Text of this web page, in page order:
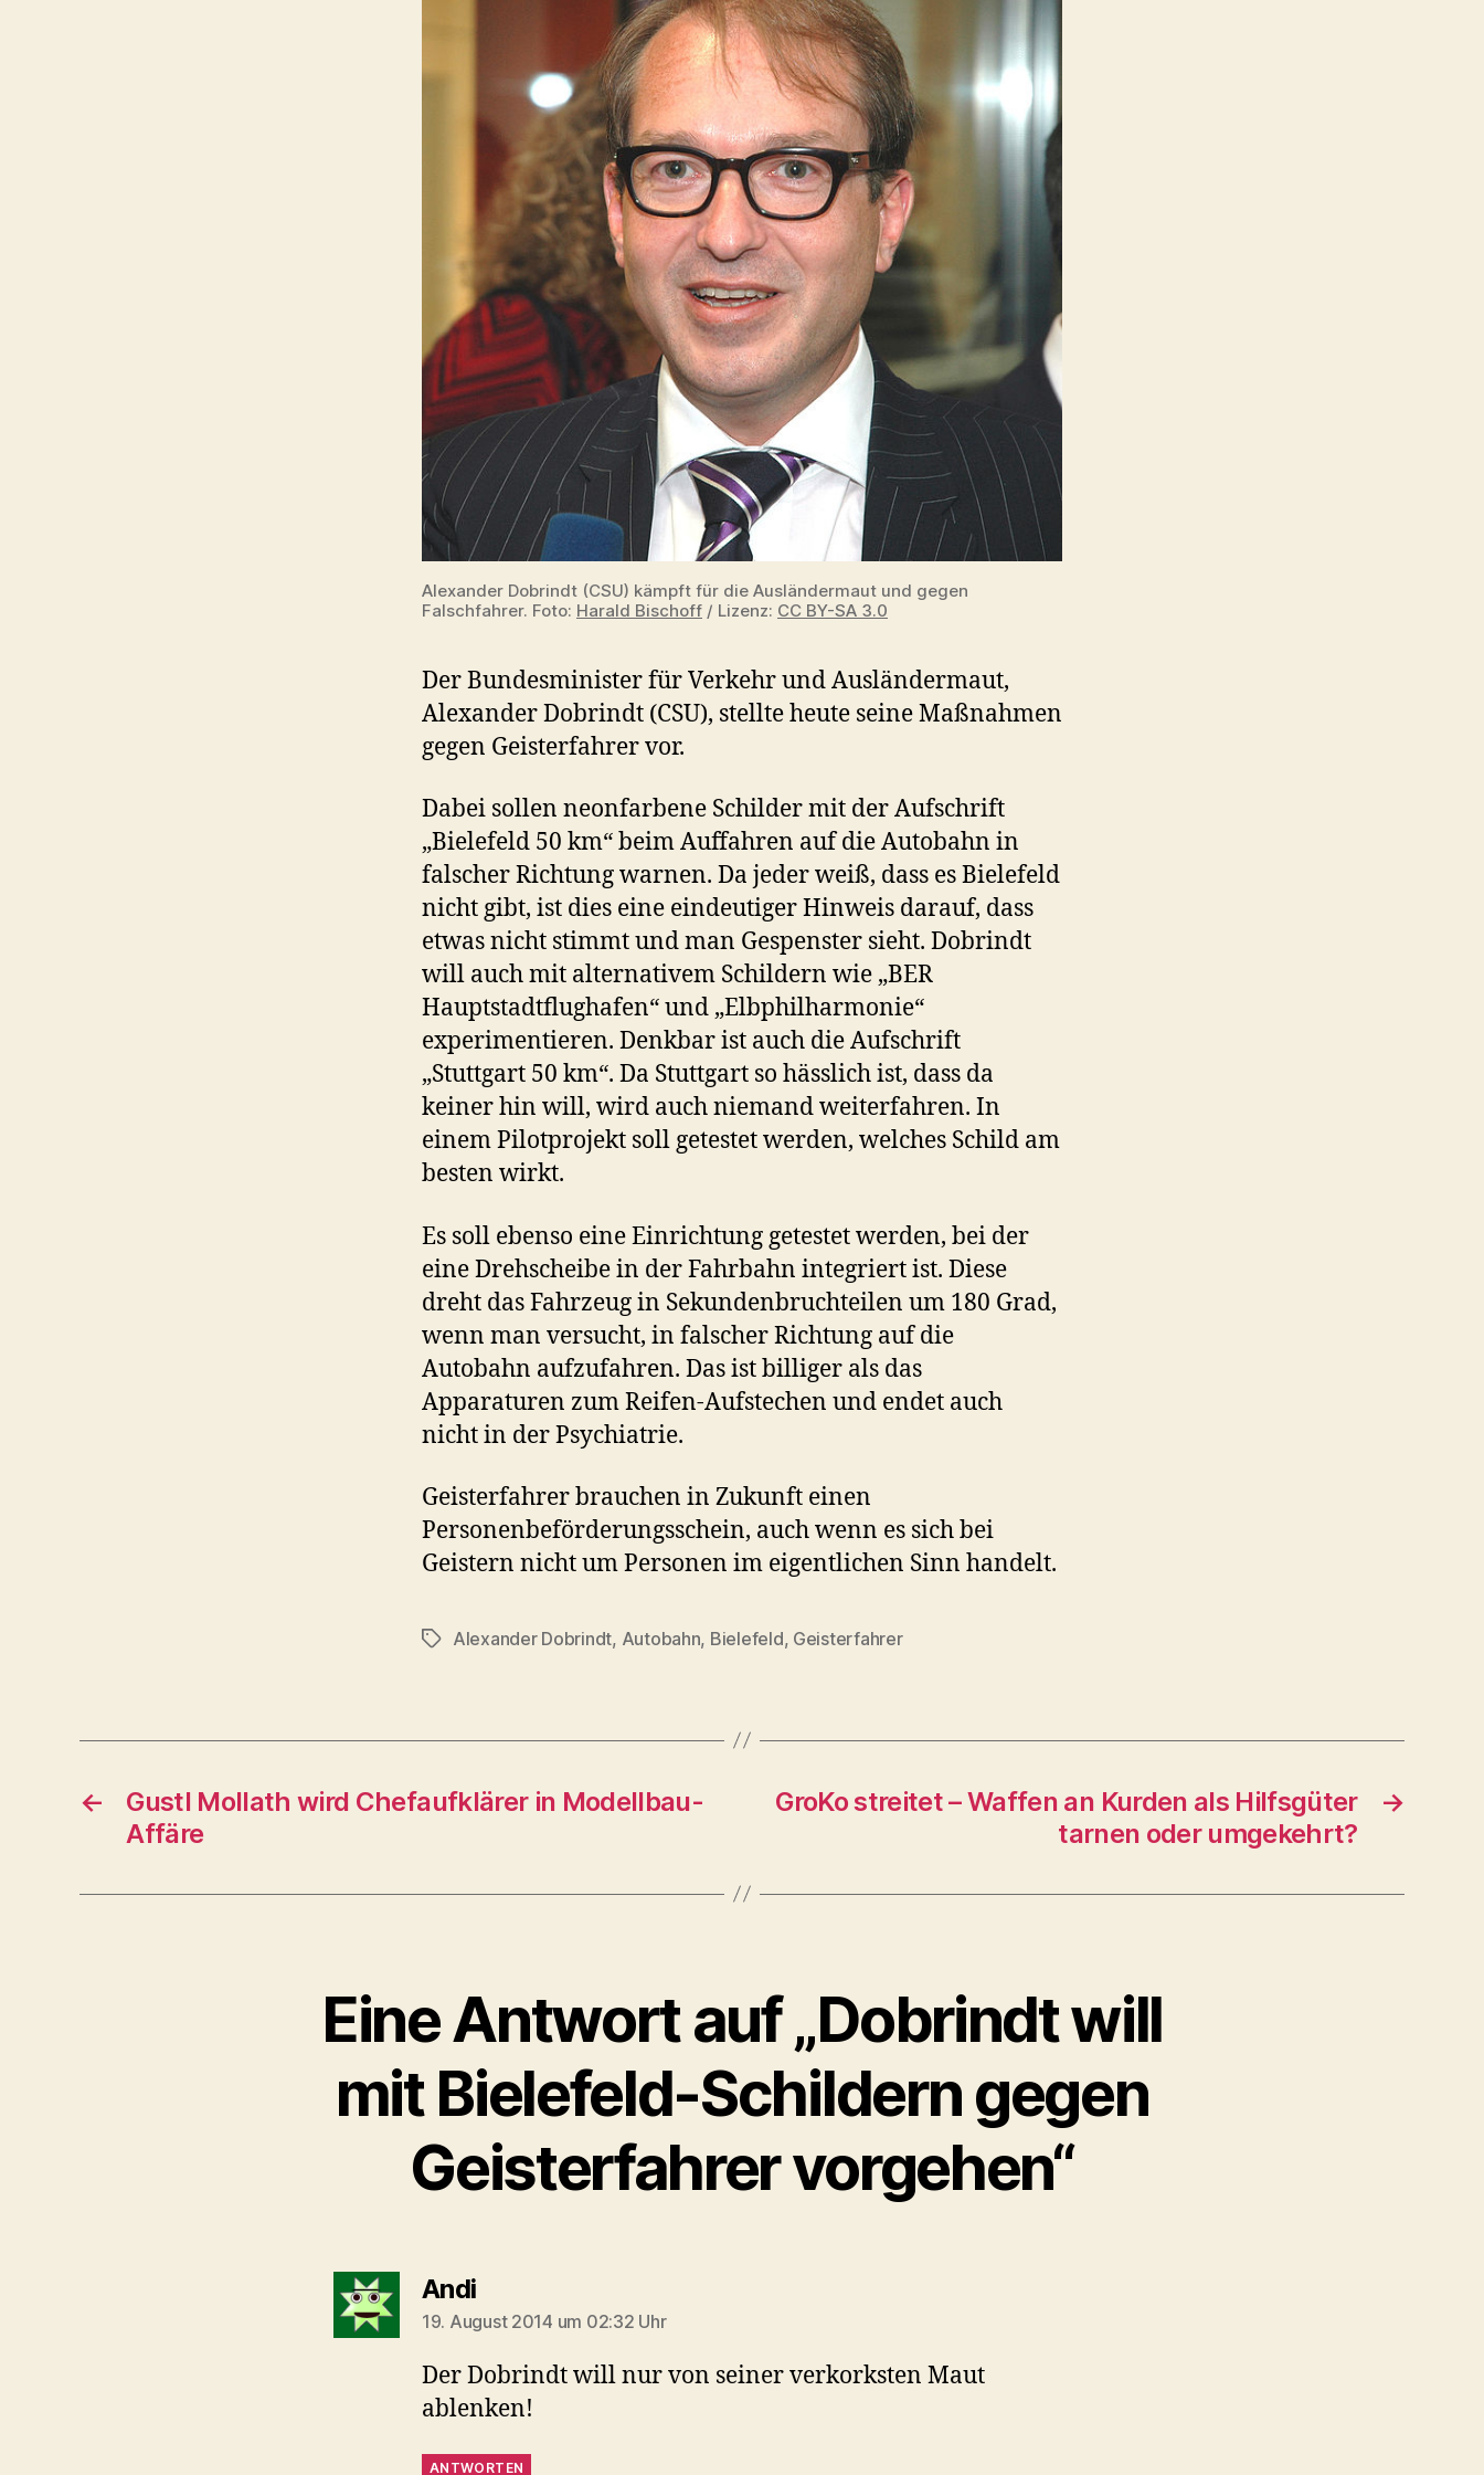
Alexander Dobrindt (CSU) kämpft für die Ausländermaut und gegen
Falschfahrer. Foto: Harald Bischoff / Lizenz: CC BY-SA 3.0
Der Bundesminister für Verkehr und Ausländermaut,
Alexander Dobrindt (CSU), stellte heute seine Maßnahmen
gegen Geisterfahrer vor.
Dabei sollen neonfarbene Schilder mit der Aufschrift
„Bielefeld 50 km“ beim Auffahren auf die Autobahn in
falscher Richtung warnen. Da jeder weiß, dass es Bielefeld
nicht gibt, ist dies eine eindeutiger Hinweis darauf, dass
etwas nicht stimmt und man Gespenster sieht. Dobrindt
will auch mit alternativem Schildern wie „BER
Hauptstadtflughafen“ und „Elbphilharmonie“
experimentieren. Denkbar ist auch die Aufschrift
„Stuttgart 50 km“. Da Stuttgart so hässlich ist, dass da
keiner hin will, wird auch niemand weiterfahren. In
einem Pilotprojekt soll getestet werden, welches Schild am
besten wirkt.
Es soll ebenso eine Einrichtung getestet werden, bei der
eine Drehscheibe in der Fahrbahn integriert ist. Diese
dreht das Fahrzeug in Sekundenbruchteilen um 180 Grad,
wenn man versucht, in falscher Richtung auf die
Autobahn aufzufahren. Das ist billiger als das
Apparaturen zum Reifen-Aufstechen und endet auch
nicht in der Psychiatrie.
Geisterfahrer brauchen in Zukunft einen
Personenbeförderungsschein, auch wenn es sich bei
Geistern nicht um Personen im eigentlichen Sinn handelt.
Schlagwörter
Alexander Dobrindt, Autobahn, Bielefeld, Geisterfahrer
←
Gustl Mollath wird Chefaufklärer in Modellbau-
Affäre
→
GroKo streitet – Waffen an Kurden als Hilfsgüter
tarnen oder umgekehrt?
Eine Antwort auf „Dobrindt will
mit Bielefeld-Schildern gegen
Geisterfahrer vorgehen“
Andisagt:
19. August 2014 um 02:32 Uhr
Der Dobrindt will nur von seiner verkorksten Maut
ablenken!
ANTWORTEN